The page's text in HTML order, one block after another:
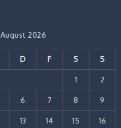
August 2026
D F S S
1 2
6 7 8 9
13 14 15 16